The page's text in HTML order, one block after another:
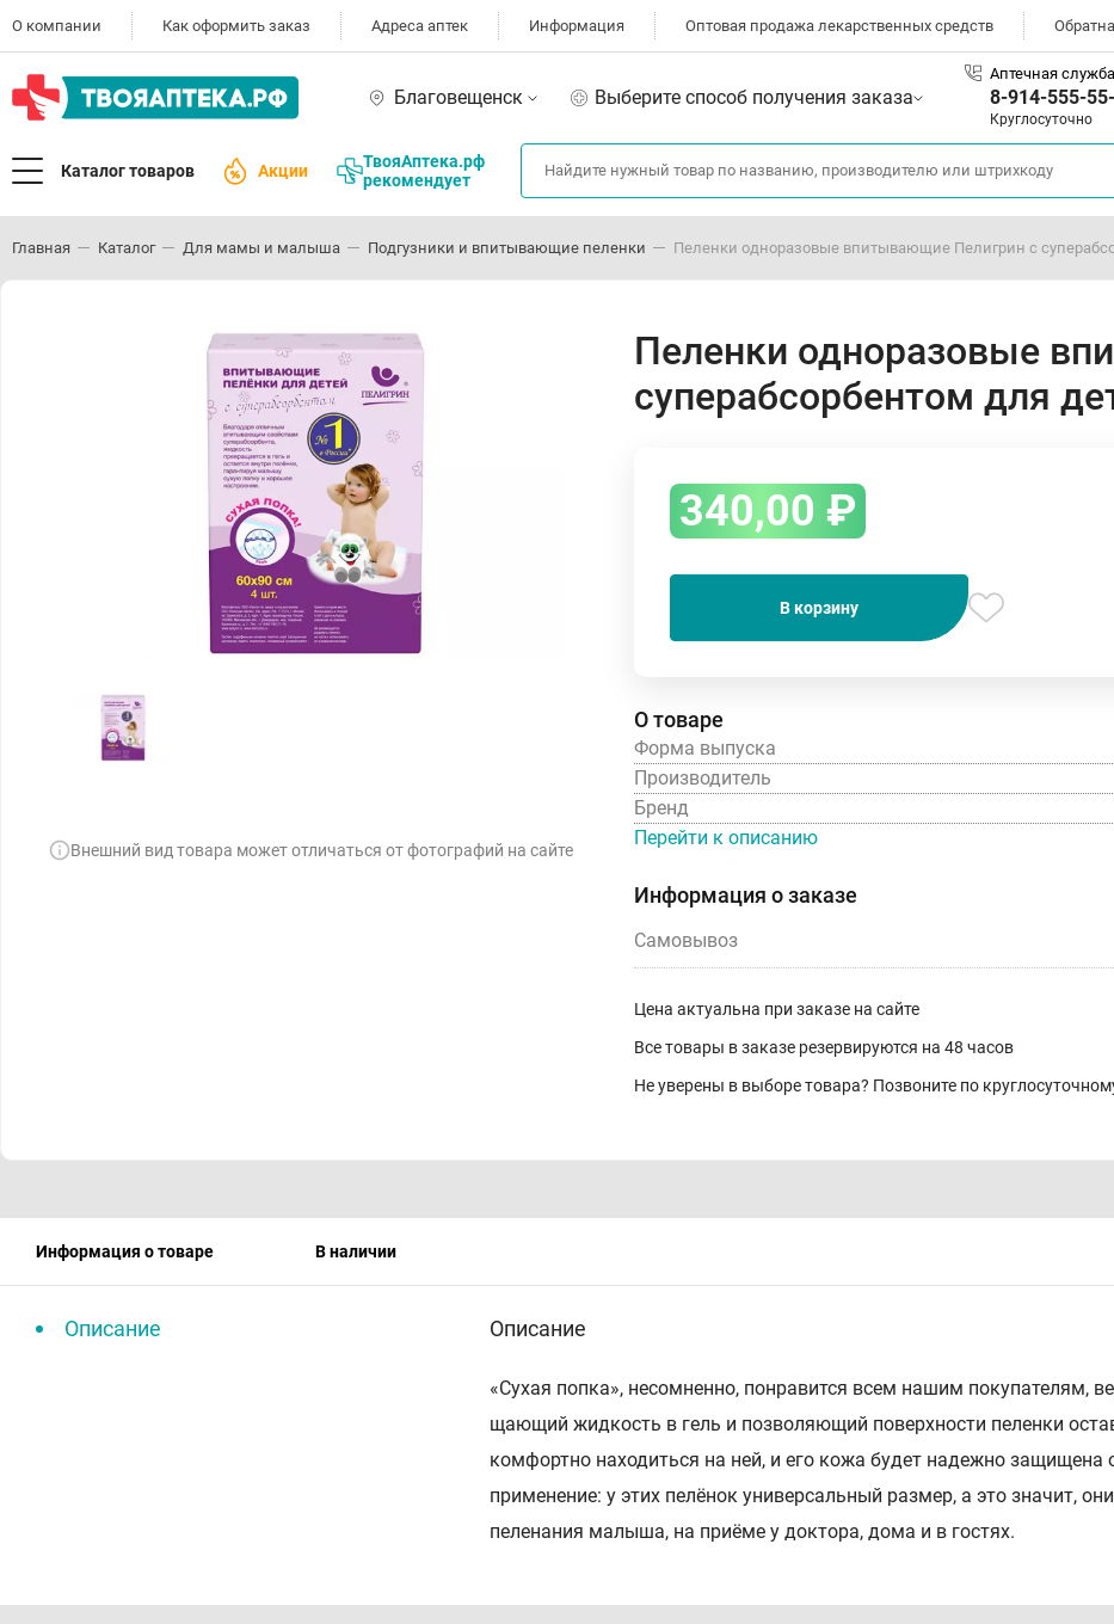
О компании Как оформить заказ Адреса аптек Информация Оптовая продажа лекарственных средств
Благовещенск Выберите способ получения заказа
Аптечная
8-914-555-
Круглосуточно
Каталог товаров Акции
ТвояАптека.рф
рекомендует
Главная Каталог Для мамы и малыша Подгузники и впитывающие пеленки Пеленки одноразовые впитывающие Пелигрин с
Внешний вид товара может отличаться от фотографий на сайте
Пеленки одноразовые
суперабсорбентом для
340,00 ₽
В корзину
О товаре
Форма выпуска
Производитель
Бренд
Перейти к описанию
Информация о заказе
Самовывоз
Цена актуальна при заказе на сайте
Все товары в заказе резервируются на 48 часов
Не уверены в выборе товара? Позвоните по
Информация о товаре В наличии
Описание Описание
«Су­хая поп­ка», несо­мнен­но, по­нра­вит­ся всем на­шим по­ку­па­те­лям,
ща­ю­щий жид­кость в гель и поз­во­ля­ю­щий по­верх­но­сти пе­лен­ки
ком­форт­но на­хо­дить­ся на ней, и его ко­жа бу­дет на­деж­но
при­ме­не­ние: у этих пе­лё­нок уни­вер­саль­ный раз­мер, а это зна­чит,
пе­ле­на­ния ма­лы­ша, на при­ё­ме у док­то­ра, до­ма и в го­стях.